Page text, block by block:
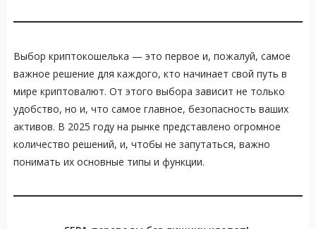
Выбор криптокошелька — это первое и, пожалуй, самое
важное решение для каждого, кто начинает свой путь в
мире криптовалют. От этого выбора зависит не только
удобство, но и, что самое главное, безопасность ваших
активов. В 2025 году на рынке представлено огромное
количество решений, и, чтобы не запутаться, важно
понимать их основные типы и функции.